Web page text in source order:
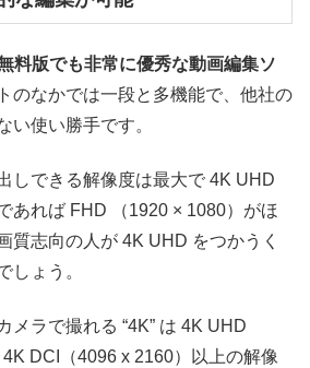
料版でも非常に優秀な動画編集ソ
のなかでは一段と多機能で、他社の
い使い勝手です。
しできる解像度は最大で 4K UHD
あれば FHD （1920 × 1080）がほ
質志向の人が 4K UHD をつかうく
しょう。
ラで撮れる “4K” は 4K UHD
DCI（4096 x 2160）以上の解像